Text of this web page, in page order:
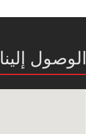
الوصول إلينا